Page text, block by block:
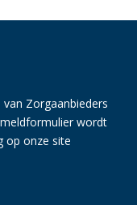
Zorgaanbieders
wordt
op onze site